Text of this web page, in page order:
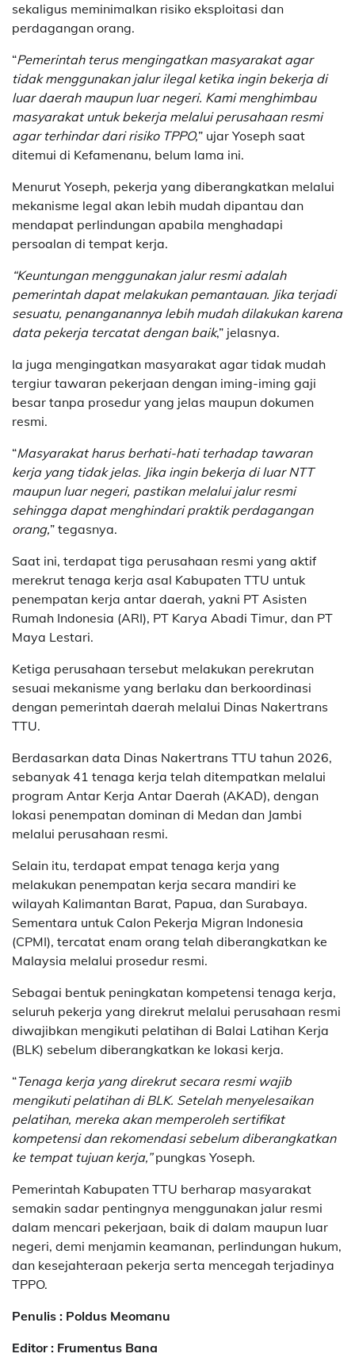
sekaligus meminimalkan risiko eksploitasi dan
perdagangan orang.
“Pemerintah terus mengingatkan masyarakat agar
tidak menggunakan jalur ilegal ketika ingin bekerja di
luar daerah maupun luar negeri. Kami menghimbau
masyarakat untuk bekerja melalui perusahaan resmi
agar terhindar dari risiko TPPO,” ujar Yoseph saat
ditemui di Kefamenanu, belum lama ini.
Menurut Yoseph, pekerja yang diberangkatkan melalui
mekanisme legal akan lebih mudah dipantau dan
mendapat perlindungan apabila menghadapi
persoalan di tempat kerja.
“Keuntungan menggunakan jalur resmi adalah
pemerintah dapat melakukan pemantauan. Jika terjadi
sesuatu, penanganannya lebih mudah dilakukan karena
data pekerja tercatat dengan baik,” jelasnya.
Ia juga mengingatkan masyarakat agar tidak mudah
tergiur tawaran pekerjaan dengan iming-iming gaji
besar tanpa prosedur yang jelas maupun dokumen
resmi.
“Masyarakat harus berhati-hati terhadap tawaran
kerja yang tidak jelas. Jika ingin bekerja di luar NTT
maupun luar negeri, pastikan melalui jalur resmi
sehingga dapat menghindari praktik perdagangan
orang,” tegasnya.
Saat ini, terdapat tiga perusahaan resmi yang aktif
merekrut tenaga kerja asal Kabupaten TTU untuk
penempatan kerja antar daerah, yakni PT Asisten
Rumah Indonesia (ARI), PT Karya Abadi Timur, dan PT
Maya Lestari.
Ketiga perusahaan tersebut melakukan perekrutan
sesuai mekanisme yang berlaku dan berkoordinasi
dengan pemerintah daerah melalui Dinas Nakertrans
TTU.
Berdasarkan data Dinas Nakertrans TTU tahun 2026,
sebanyak 41 tenaga kerja telah ditempatkan melalui
program Antar Kerja Antar Daerah (AKAD), dengan
lokasi penempatan dominan di Medan dan Jambi
melalui perusahaan resmi.
Selain itu, terdapat empat tenaga kerja yang
melakukan penempatan kerja secara mandiri ke
wilayah Kalimantan Barat, Papua, dan Surabaya.
Sementara untuk Calon Pekerja Migran Indonesia
(CPMI), tercatat enam orang telah diberangkatkan ke
Malaysia melalui prosedur resmi.
Sebagai bentuk peningkatan kompetensi tenaga kerja,
seluruh pekerja yang direkrut melalui perusahaan resmi
diwajibkan mengikuti pelatihan di Balai Latihan Kerja
(BLK) sebelum diberangkatkan ke lokasi kerja.
“Tenaga kerja yang direkrut secara resmi wajib
mengikuti pelatihan di BLK. Setelah menyelesaikan
pelatihan, mereka akan memperoleh sertifikat
kompetensi dan rekomendasi sebelum diberangkatkan
ke tempat tujuan kerja,”pungkas Yoseph.
Pemerintah Kabupaten TTU berharap masyarakat
semakin sadar pentingnya menggunakan jalur resmi
dalam mencari pekerjaan, baik di dalam maupun luar
negeri, demi menjamin keamanan, perlindungan hukum,
dan kesejahteraan pekerja serta mencegah terjadinya
TPPO.
Penulis : Poldus Meomanu
Editor : Frumentus Bana